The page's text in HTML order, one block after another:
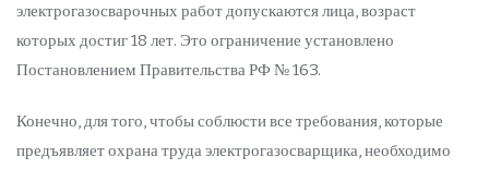
электрогазосварочных работ допускаются лица, возраст
которых достиг 18 лет. Это ограничение установлено
Постановлением Правительства РФ № 163.
Конечно, для того, чтобы соблюсти все требования, которые
предъявляет охрана труда электрогазосварщика, необходимо